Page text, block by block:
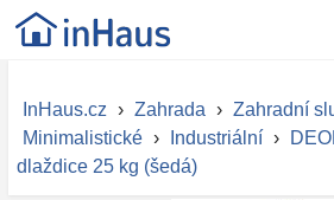
InHaus.cz › Zahrada › Zahradní
Minimalistické › Industriální ›
dlaždice 25 kg (šedá)